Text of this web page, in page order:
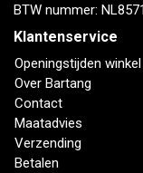
BTW nummer:
Klantenservice
Openingstijden winkel
Over Bartang
Contact
Maatadvies
Verzending
Betalen